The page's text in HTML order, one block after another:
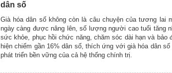
dân số
Già hóa dân số không còn là câu chuyện của tương lai
ngày càng được nâng lên, số lượng người cao tuổi tăng
sức khỏe, phục hồi chức năng, chăm sóc dài hạn và
hiện chiếm gần 16% dân số, thích ứng với già hóa dân
phát triển bền vững của cả hệ thống chính trị.